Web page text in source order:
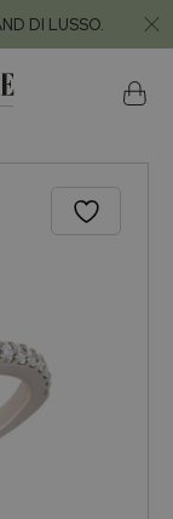
DI LUSSO.